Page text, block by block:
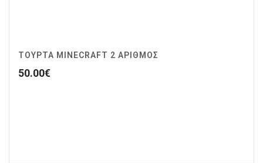
ΤΟΥΡΤΑ MINECRAFT 2 ΑΡΙΘΜΟΣ
50.00€